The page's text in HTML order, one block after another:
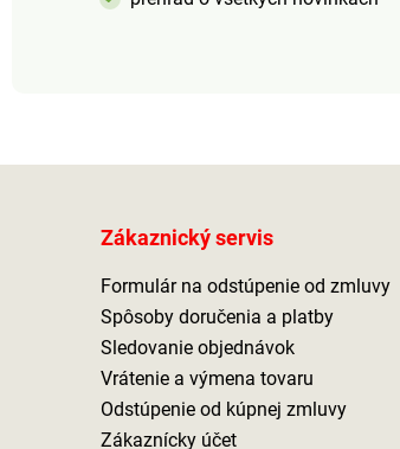
Zákaznický servis
Formulár na odstúpenie od zmluvy
Spôsoby doručenia a platby
Sledovanie objednávok
Vrátenie a výmena tovaru
Odstúpenie od kúpnej zmluvy
Zákaznícky účet